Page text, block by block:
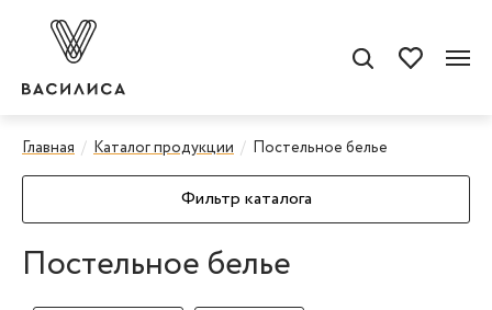
Главная Каталог продукции Постельное белье
Фильтр каталога
Постельное белье